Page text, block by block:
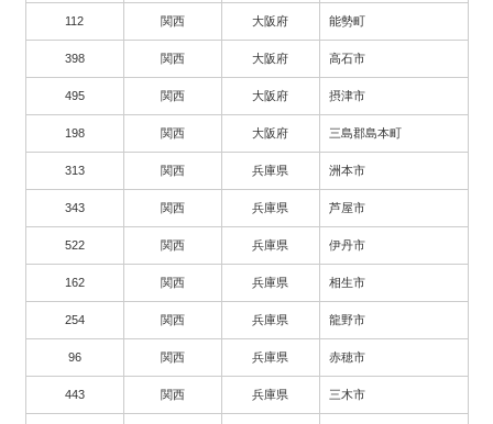
112 関西 大阪府 能勢町
398 関西 大阪府 高石市
495 関西 大阪府 摂津市
198 関西 大阪府 三島郡島本町
313 関西 兵庫県 洲本市
343 関西 兵庫県 芦屋市
522 関西 兵庫県 伊丹市
162 関西 兵庫県 相生市
254 関西 兵庫県 龍野市
96 関西 兵庫県 赤穂市
443 関西 兵庫県 三木市